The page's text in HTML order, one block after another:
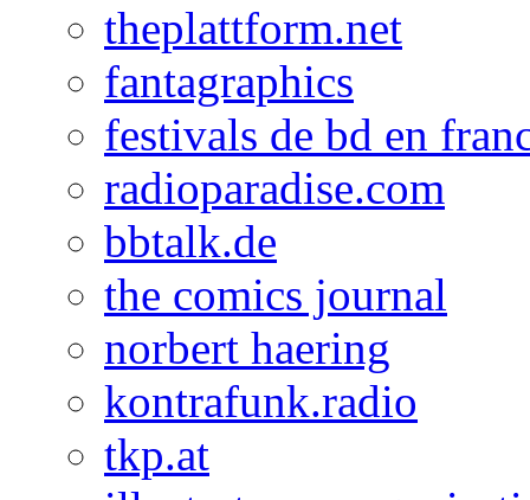
theplattform.net
fantagraphics
festivals de bd en
radioparadise.com
bbtalk.de
the comics journal
norbert haering
kontrafunk.radio
tkp.at